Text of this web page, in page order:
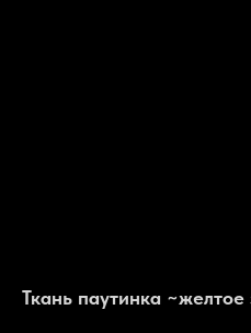
Ткань паутинка